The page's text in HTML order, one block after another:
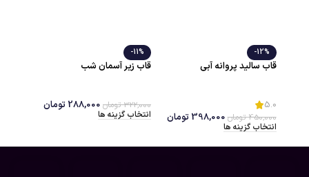
-12%
قاب سالید پروانه آبی
5.0
450,000 تومان398,000 تومان
انتخاب گزینه ها
-11%
قاب زیر آسمان شب
322,000 تومان 288,000 تومان
انتخاب گزینه ها